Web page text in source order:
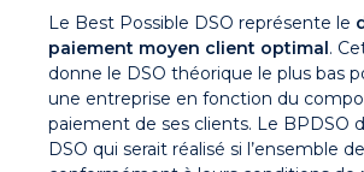
Le Best Possible DSO représente le
paiement moyen client optimal.
donne le DSO théorique le plus bas
une entreprise en fonction du
paiement de ses clients. Le BPDSO
DSO qui serait réalisé si l’ensemble